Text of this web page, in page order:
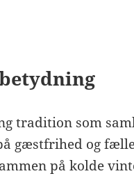
tradition som
gæstfrihed og
på kolde